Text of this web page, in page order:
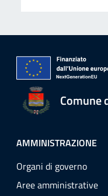
Comune
AMMINISTRAZIONE
Organi di governo
Aree amministrative